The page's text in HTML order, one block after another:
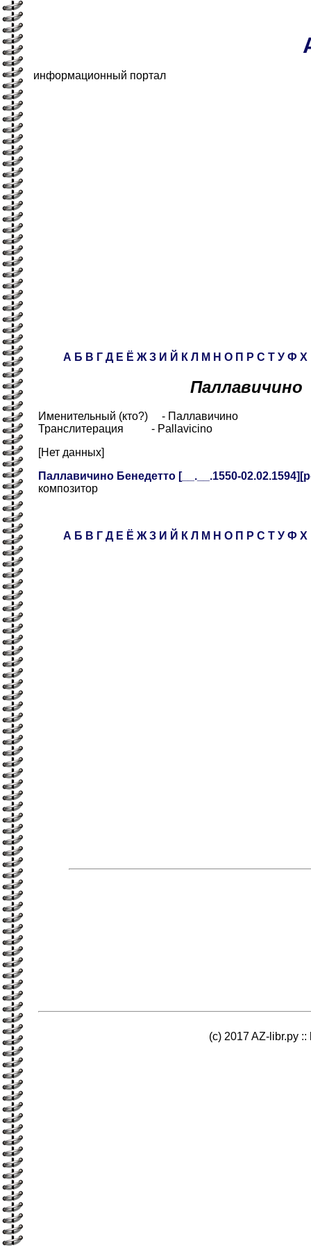
информационный портал
А Б В Г Д Е Ё Ж З И Й К Л М Н О П Р С Т У Ф Х
Паллавичино
Именительный (кто?) - Паллавичино
Транслитерация - Pallavicino
[Нет данных]
Паллавичино Бенедетто [__.__.1550-
композитор
А Б В Г Д Е Ё Ж З И Й К Л М Н О П Р С Т У Ф Х
(c) 2017 AZ-libr.ру ::